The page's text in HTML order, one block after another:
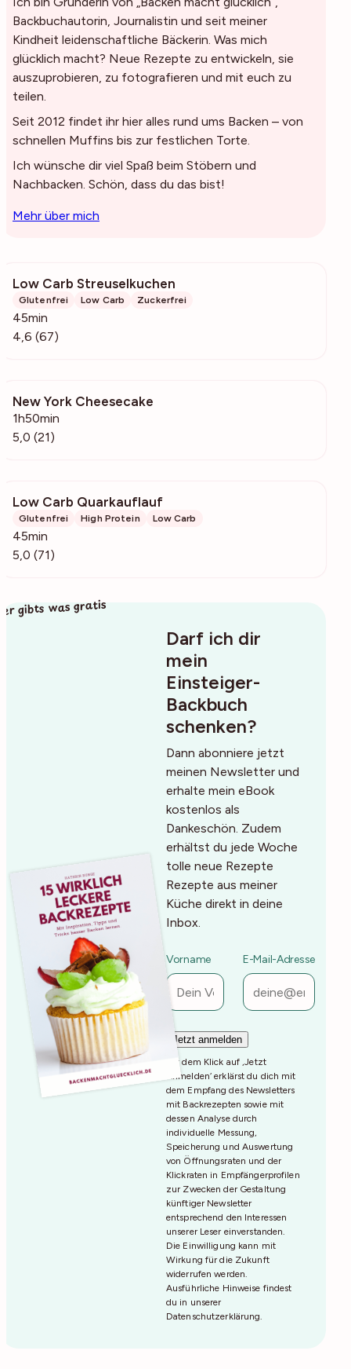
Backbuchautorin, Journalistin und seit meiner
Kindheit leidenschaftliche Bäckerin. Was mich
glücklich macht? Neue Rezepte zu entwickeln, sie
auszuprobieren, zu fotografieren und mit euch zu
teilen.
Seit 2012 findet ihr hier alles rund ums Backen – von
schnellen Muffins bis zur festlichen Torte.
Ich wünsche dir viel Spaß beim Stöbern und
Nachbacken. Schön, dass du das bist!
Mehr über mich
Low Carb Streuselkuchen
Glutenfrei Low Carb Zuckerfrei
45min
4,6 (67)
New York Cheesecake
1h50min
5,0 (21)
Low Carb Quarkauflauf
Glutenfrei High Protein Low Carb
45min
5,0 (71)
Darf ich dir
mein
Einsteiger-
Backbuch
schenken?
Dann abonniere jetzt
meinen Newsletter und
erhalte mein eBook
kostenlos als
Dankeschön. Zudem
erhältst du jede Woche
tolle neue Rezepte
Rezepte aus meiner
Küche direkt in deine
Inbox.
Vorname E-Mail-Adresse
Mit dem Klick auf ‚Jetzt
Anmelden‘ erklärst du dich mit
dem Empfang des Newsletters
mit Backrezepten sowie mit
dessen Analyse durch
individuelle Messung,
Speicherung und Auswertung
von Öffnungsraten und der
Klickraten in Empfängerprofilen
zur Zwecken der Gestaltung
künftiger Newsletter
entsprechend den Interessen
unserer Leser einverstanden.
Die Einwilligung kann mit
Wirkung für die Zukunft
widerrufen werden.
Ausführliche Hinweise findest
du in unserer
Datenschutzerklärung.
gibts was gratis